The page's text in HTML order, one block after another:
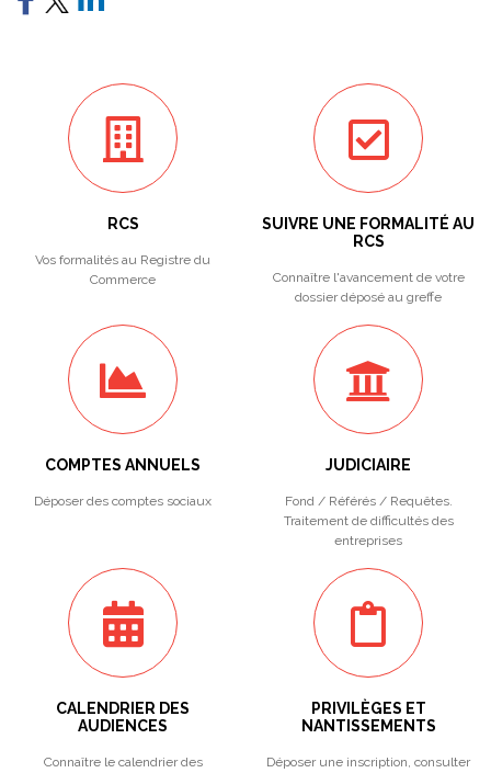
RCS
Vos formalités au Registre du
Commerce
SUIVRE UNE FORMALITÉ AU
RCS
Connaître l'avancement de votre
dossier déposé au greffe
COMPTES ANNUELS
Déposer des comptes sociaux
JUDICIAIRE
Fond / Référés / Requêtes.
Traitement de difficultés des
entreprises
CALENDRIER DES
AUDIENCES
Connaître le calendrier des
PRIVILÈGES ET
NANTISSEMENTS
Déposer une inscription, consulter